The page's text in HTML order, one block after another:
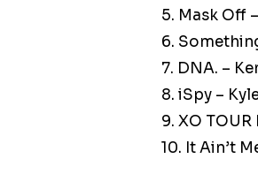
5. Mask Off
6.
7. DNA. –
8. iSpy –
9. XO
10. It Ain’t